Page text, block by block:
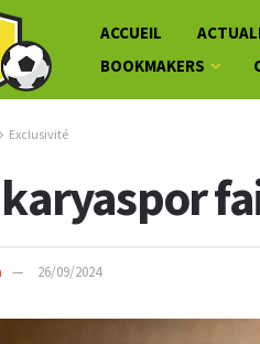
ACCUEIL
BOOKMAKERS
Exclusivité
26/09/2024